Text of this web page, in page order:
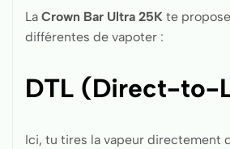
La Crown Bar Ultra 25K te
différentes de vapoter :
DTL (Direct-to-
Ici, tu tires la vapeur directement